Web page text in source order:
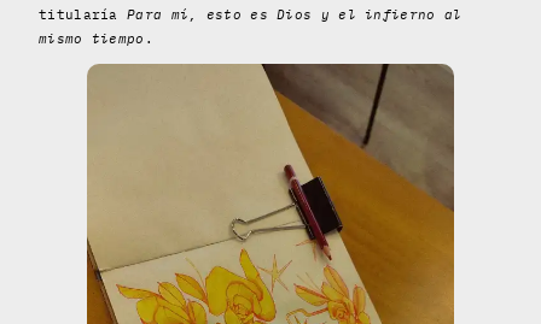
titularía Para mí, esto es Dios y el infierno al
mismo tiempo .